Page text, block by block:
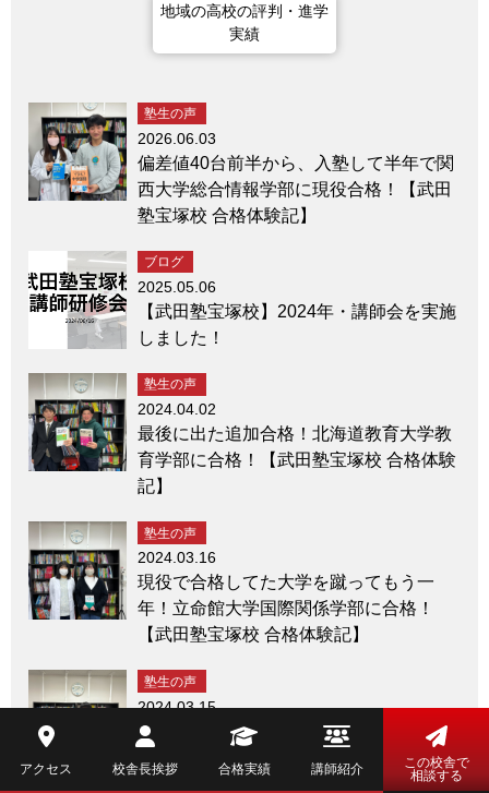
地域の高校の評判・進学
実績
塾生の声
2026.06.03
偏差値40台前半から、入塾して半年で関
西大学総合情報学部に現役合格！【武田
塾宝塚校 合格体験記】
ブログ
2025.05.06
【武田塾宝塚校】2024年・講師会を実施
しました！
塾生の声
2024.04.02
最後に出た追加合格！北海道教育大学教
育学部に合格！【武田塾宝塚校 合格体験
記】
塾生の声
2024.03.16
現役で合格してた大学を蹴ってもう一
年！立命館大学国際関係学部に合格！
【武田塾宝塚校 合格体験記】
塾生の声
2024.03.15
自分の夢を追いかけ宝塚医療大学保健医
療学部に合格！【武田塾宝塚校 合格体験
アクセス 校舎長挨拶 合格実績 講師紹介
この校舎で
相談する